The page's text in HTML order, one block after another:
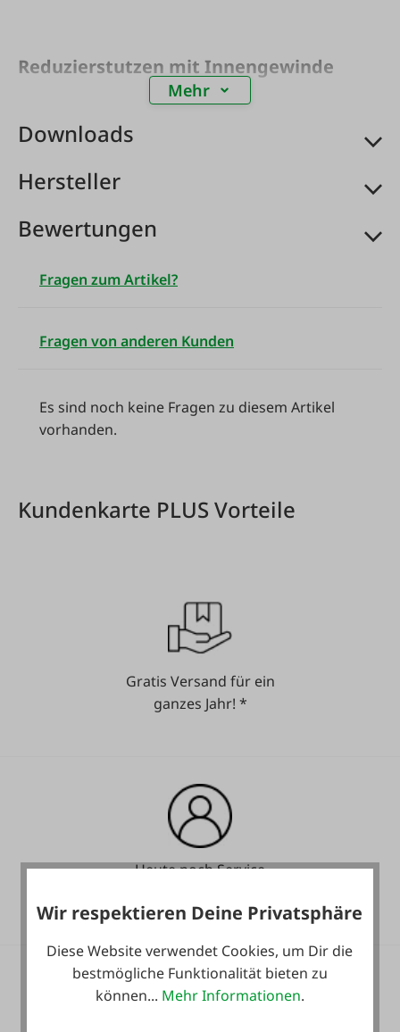
Reduzierstutzen mit Innengewinde
Mehr
Downloads
Hersteller
Bewertungen
Fragen zum Artikel?
Fragen von anderen Kunden
Es sind noch keine Fragen zu diesem Artikel
vorhanden.
Kundenkarte PLUS Vorteile
Gratis Versand für ein
ganzes Jahr! *
Heute noch Service
Wir respektieren Deine Privatsphäre
Diese Website verwendet Cookies, um Dir die
bestmögliche Funktionalität bieten zu
können... Mehr Informationen.